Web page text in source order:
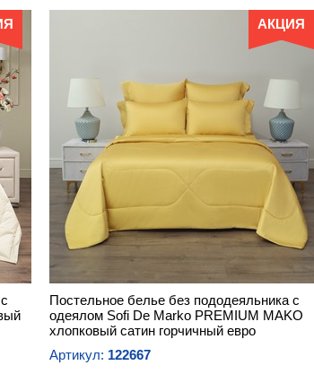
АКЦИЯ
Постельное белье без пододеяльника с
одеялом Sofi De Marko PREMIUM MAKO
хлопковый сатин горчичный евро
Артикул: 122667